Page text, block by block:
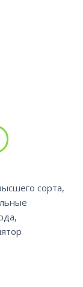
сорта,